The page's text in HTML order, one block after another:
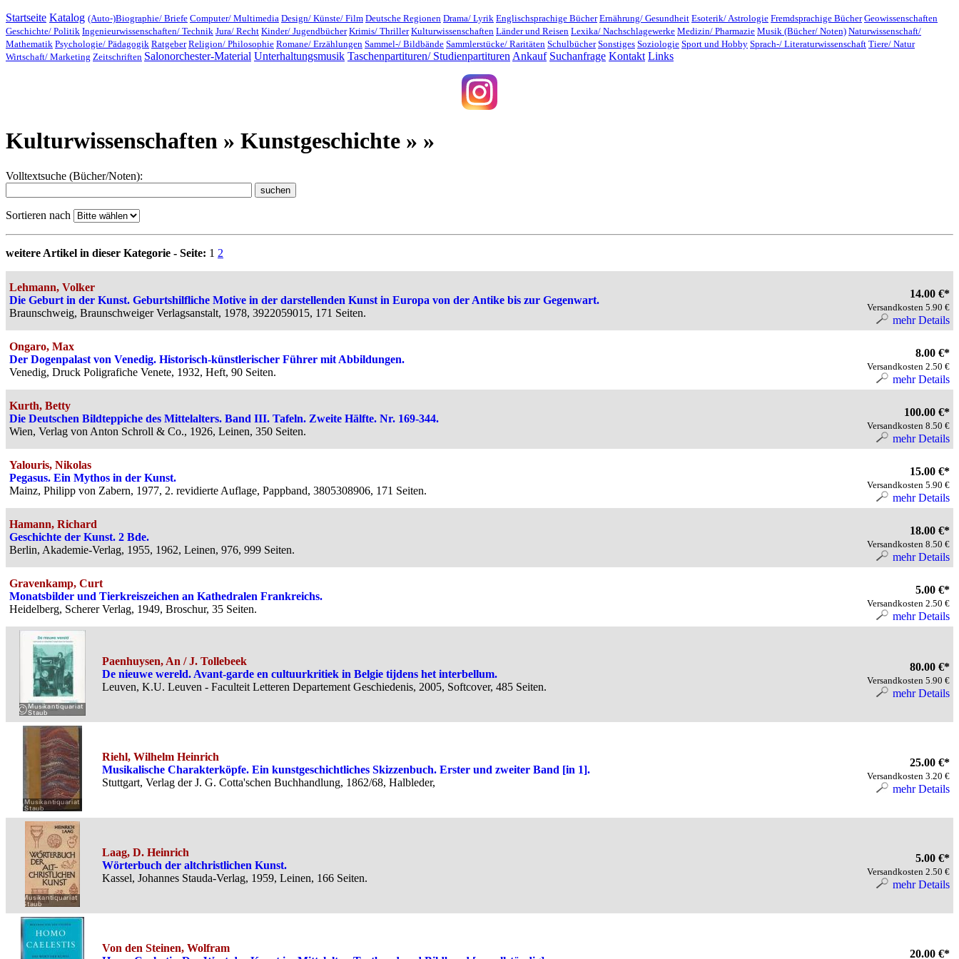
Startseite Katalog (Auto-)Biographie/ Briefe Computer/ Multimedia Design/ Künste/ Film Deutsche Regionen Drama/ Lyrik Englischsprachige Bücher Ernährung/ Gesundheit Esoterik/ Astrologie Fremdsprachige Bücher Geowissenschaften
Geschichte/ Politik Ingenieurwissenschaften/ Technik Jura/ Recht Kinder/ Jugendbücher Krimis/ Thriller Kulturwissenschaften Länder und Reisen Lexika/ Nachschlagewerke Medizin/ Pharmazie Musik (Bücher/ Noten) Naturwissenschaft/
Mathematik Psychologie/ Pädagogik Ratgeber Religion/ Philosophie Romane/ Erzählungen Sammel-/ Bildbände Sammlerstücke/ Raritäten Schulbücher Sonstiges Soziologie Sport und Hobby Sprach-/ Literaturwissenschaft Tiere/ Natur
Wirtschaft/ Marketing Zeitschriften Salonorchester-Material Unterhaltungsmusik Taschenpartituren/ Studienpartituren Ankauf Suchanfrage Kontakt Links
Kulturwissenschaften » Kunstgeschichte » »
Volltextsuche (Bücher/Noten):
Sortieren nach
weitere Artikel in dieser Kategorie - Seite: 1 2
Lehmann, Volker
Die Geburt in der Kunst. Geburtshilfliche Motive in der darstellenden Kunst in Europa von der Antike bis zur Gegenwart.
Braunschweig, Braunschweiger Verlagsanstalt, 1978, 3922059015, 171 Seiten.
14.00 €*
Versandkosten 5.90 €
mehr Details
Ongaro, Max
Der Dogenpalast von Venedig. Historisch-künstlerischer Führer mit Abbildungen.
Venedig, Druck Poligrafiche Venete, 1932, Heft, 90 Seiten.
8.00 €*
Versandkosten 2.50 €
mehr Details
Kurth, Betty
Die Deutschen Bildteppiche des Mittelalters. Band III. Tafeln. Zweite Hälfte. Nr. 169-344.
Wien, Verlag von Anton Schroll & Co., 1926, Leinen, 350 Seiten.
100.00 €*
Versandkosten 8.50 €
mehr Details
Yalouris, Nikolas
Pegasus. Ein Mythos in der Kunst.
Mainz, Philipp von Zabern, 1977, 2. revidierte Auflage, Pappband, 3805308906, 171 Seiten.
15.00 €*
Versandkosten 5.90 €
mehr Details
Hamann, Richard
Geschichte der Kunst. 2 Bde.
Berlin, Akademie-Verlag, 1955, 1962, Leinen, 976, 999 Seiten.
18.00 €*
Versandkosten 8.50 €
mehr Details
Gravenkamp, Curt
Monatsbilder und Tierkreiszeichen an Kathedralen Frankreichs.
Heidelberg, Scherer Verlag, 1949, Broschur, 35 Seiten.
5.00 €*
Versandkosten 2.50 €
mehr Details
Paenhuysen, An / J. Tollebeek
De nieuwe wereld. Avant-garde en cultuurkritiek in Belgie tijdens het interbellum.
Leuven, K.U. Leuven - Faculteit Letteren Departement Geschiedenis, 2005, Softcover, 485 Seiten.
80.00 €*
Versandkosten 5.90 €
mehr Details
Riehl, Wilhelm Heinrich
Musikalische Charakterköpfe. Ein kunstgeschichtliches Skizzenbuch. Erster und zweiter Band [in 1].
Stuttgart, Verlag der J. G. Cotta'schen Buchhandlung, 1862/68, Halbleder,
25.00 €*
Versandkosten 3.20 €
mehr Details
Laag, D. Heinrich
Wörterbuch der altchristlichen Kunst.
Kassel, Johannes Stauda-Verlag, 1959, Leinen, 166 Seiten.
5.00 €*
Versandkosten 2.50 €
mehr Details
Von den Steinen, Wolfram
20.00 €*